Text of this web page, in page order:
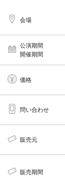
会場
公演期間
開催期間
価格
問い合わせ
販売元
販売期間